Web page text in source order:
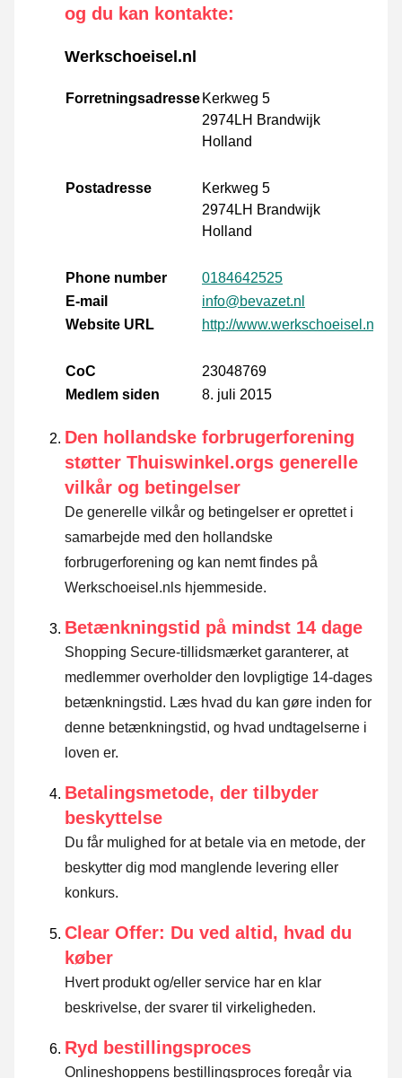
og du kan kontakte:
Werkschoeisel.nl
Forretningsadresse Kerkweg 5
2974LH Brandwijk
Holland
Postadresse
Kerkweg 5
2974LH Brandwijk
Holland
Phone number
0184642525
E-mail
info@bevazet.nl
Website URL
http://www.werkschoeisel.nl
CoC
23048769
Medlem siden
8. juli 2015
Den hollandske forbrugerforening
støtter Thuiswinkel.orgs generelle
vilkår og betingelser
De generelle vilkår og betingelser er oprettet i
samarbejde med den hollandske
forbrugerforening og kan nemt findes på
Werkschoeisel.nls hjemmeside.
Betænkningstid på mindst 14 dage
Shopping Secure-tillidsmærket garanterer, at
medlemmer overholder den lovpligtige 14-dages
betænkningstid. Læs hvad du kan gøre inden for
denne betænkningstid, og hvad undtagelserne i
loven er.
Betalingsmetode, der tilbyder
beskyttelse
Du får mulighed for at betale via en metode, der
beskytter dig mod manglende levering eller
konkurs.
Clear Offer: Du ved altid, hvad du
køber
Hvert produkt og/eller service har en klar
beskrivelse, der svarer til virkeligheden.
Ryd bestillingsproces
Onlineshoppens bestillingsproces foregår via